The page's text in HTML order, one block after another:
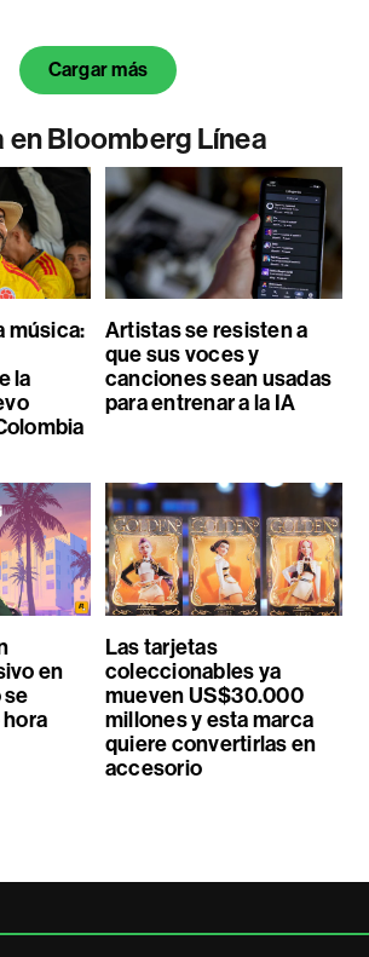
Cargar más
en Bloomberg Línea
música:
la
Artistas se resisten a
que sus voces y
canciones sean usadas
para entrenar a la IA
en
se
Las tarjetas
coleccionables ya
mueven US$30.000
millones y esta marca
quiere convertirlas en
accesorio